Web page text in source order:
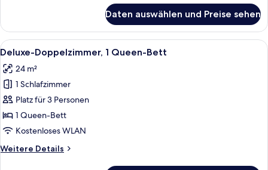
Zweibettzimmer,
2 Einzelbetten
Daten auswählen und Preise sehen
Alle
Fotos
für
Deluxe-
Doppelzimmer,
1
Queen-
anzeigen
Ein Hotelzimmer mit einem großen
5
Deluxe-Doppelzimmer, 1 Queen-Bett
24 m²
1 Schlafzimmer
Platz für 3 Personen
1 Queen-Bett
Kostenloses WLAN
Weitere Details
Weitere